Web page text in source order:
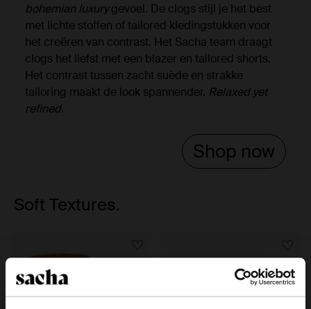
bohemian luxurygevoel. De clogs stijl je het best
met lichte stoffen of tailored kledingstukken voor
het creëren van contrast. Het Sacha team draagt
clogs het liefst met een blazer en tailored shorts.
Het contrast tussen zacht suède en strakke
tailoring maakt de look spannender. Relaxed yet
refined.
Shop now
Soft Textures.
1